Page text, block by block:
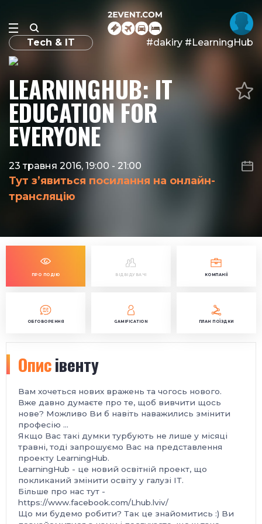
Tech & IT #dakiry #LearningHub
LEARNINGHUB: IT
EDUCATION FOR
EVERYONE
23 травня 2016, 19:00 - 21:00
Тут з’явиться посилання на онлайн-
трансляцію
ПРО ПОДІЮ ВІДВІДУВАЧІ КОМПАНІЇ
ОБГОВОРЕННЯ GAMIFICATION ПЛАН ПОЇЗДКИ
Описівенту
Вам хочеться нових вражень та чогось нового.
Вже давно думаєте про те, щоб вивчити щось
нове? Можливо Ви б навіть наважились змінити
професію …
Якщо Вас такі думки турбують не лише у місяці
травні, тоді запрошуємо Вас на представлення
проекту LearningHub.
LearningHub - це новий освітній проект, що
покликаний змінити освіту у галузі ІТ.
Більше про нас тут -
https://www.facebook.com/Lhub.lviv/
Що ми будемо робити? Так це знайомитись :) Ви